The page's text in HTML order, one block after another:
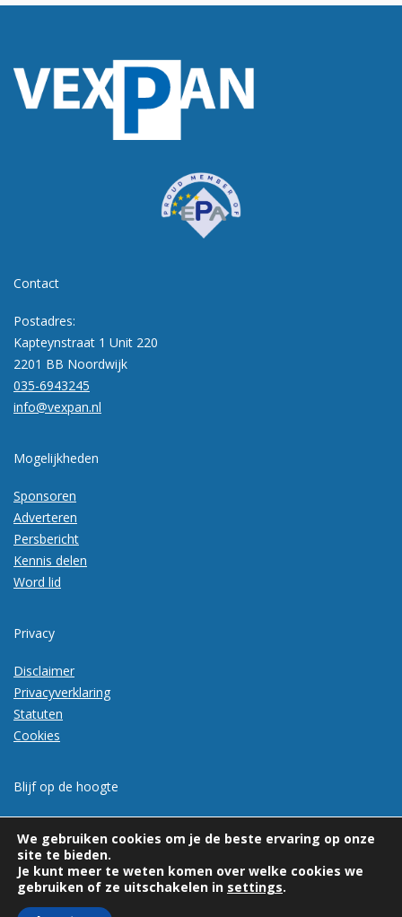
Contact
Postadres:
Kapteynstraat 1 Unit 220
2201 BB Noordwijk
035-6943245
info@vexpan.nl
Mogelijkheden
Sponsoren
Adverteren
Persbericht
Kennis delen
Word lid
Privacy
Disclaimer
Privacyverklaring
Statuten
Cookies
Blijf op de hoogte
We gebruiken cookies om je de beste ervaring op onze
site te bieden.
Je kunt meer te weten komen over welke cookies we
gebruiken of ze uitschakelen in settings.